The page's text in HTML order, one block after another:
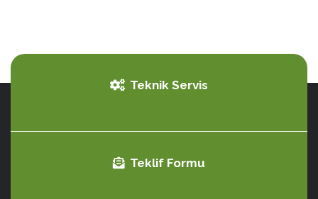
Teknik Servis
Teklif Formu